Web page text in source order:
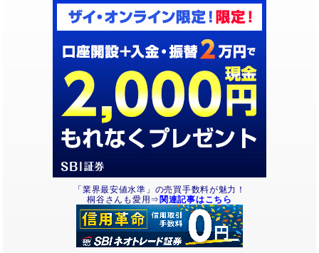
「業界最安値水準」の売買手数料が魅力！
桐谷さんも愛用⇒ 関連記事はこちら